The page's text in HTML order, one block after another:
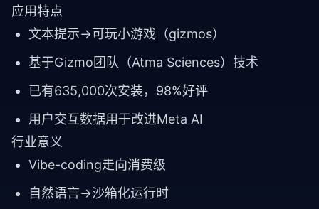
应用特点
文本提示→可玩小游戏（gizmos）
基于Gizmo团队（Atma Sciences）技术
已有635,000次安装，98%好评
用户交互数据用于改进Meta AI
行业意义
Vibe-coding走向消费级
自然语言→沙箱化运行时